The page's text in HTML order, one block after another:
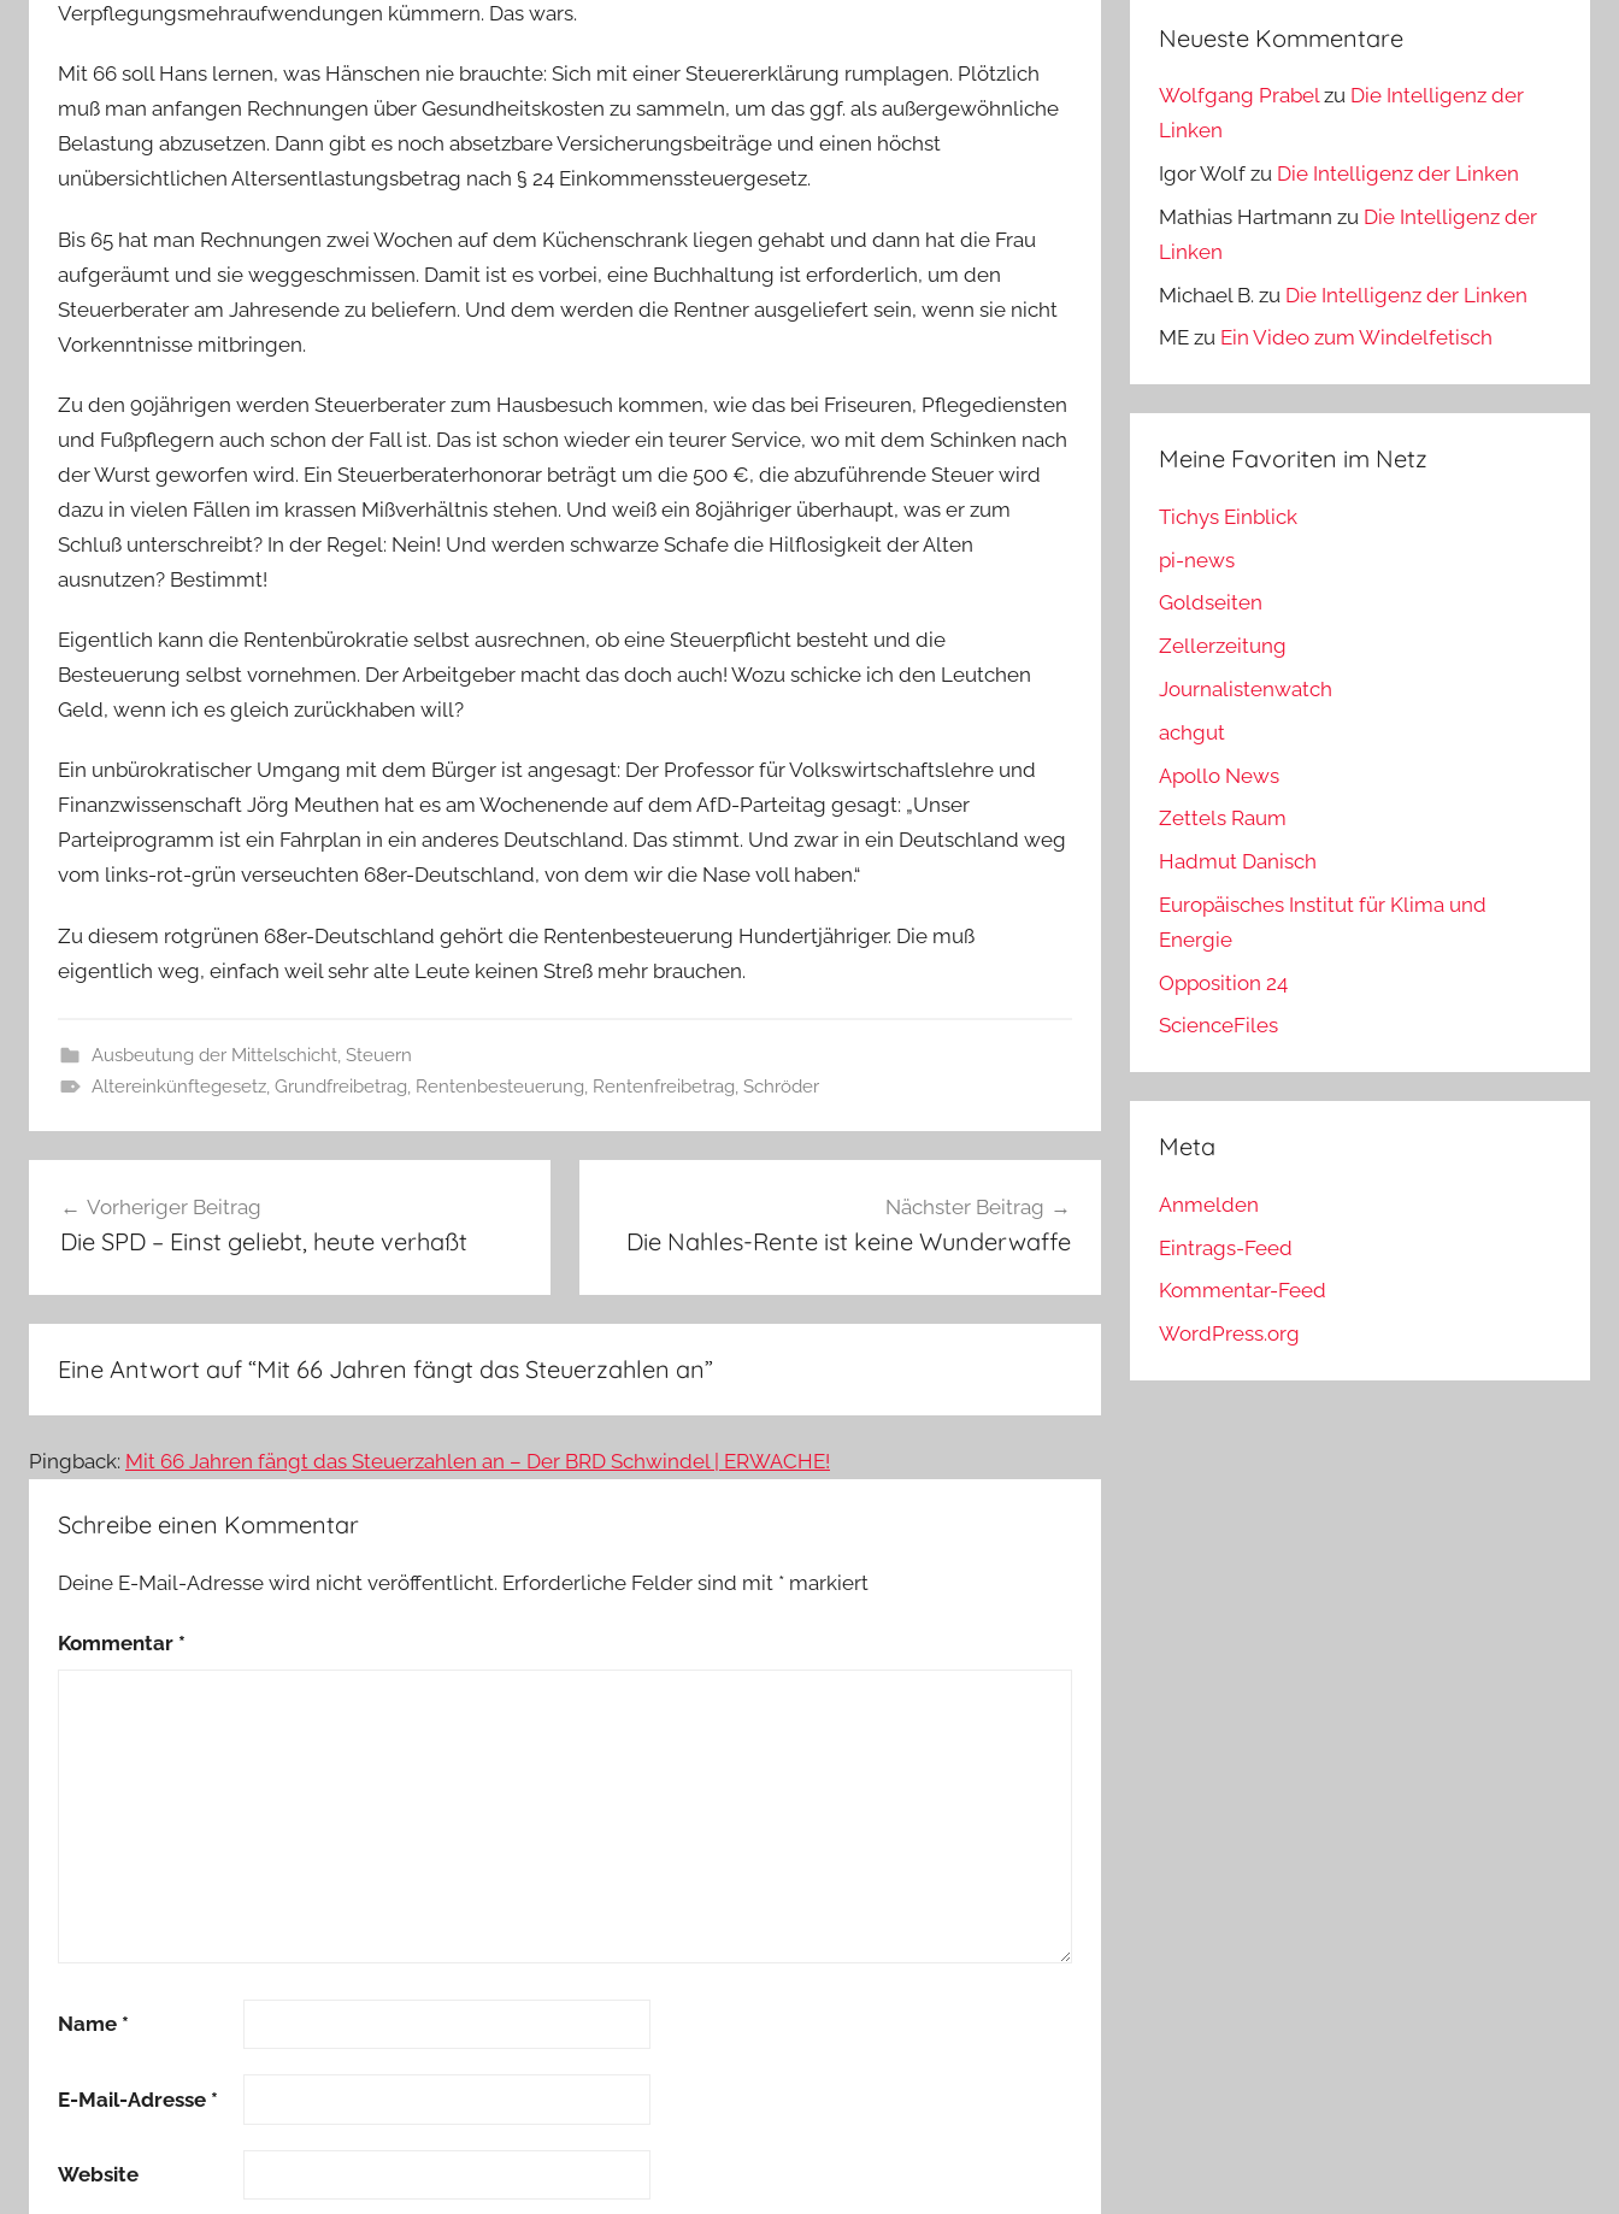
Verpflegungsmehraufwendungen kümmern. Das wars.
Mit 66 soll Hans lernen, was Hänschen nie brauchte: Sich mit einer Steuererklärung rumplagen. Plötzlich
muß man anfangen Rechnungen über Gesundheitskosten zu sammeln, um das ggf. als außergewöhnliche
Belastung abzusetzen. Dann gibt es noch absetzbare Versicherungsbeiträge und einen höchst
unübersichtlichen Altersentlastungsbetrag nach § 24 Einkommenssteuergesetz.
Bis 65 hat man Rechnungen zwei Wochen auf dem Küchenschrank liegen gehabt und dann hat die Frau
aufgeräumt und sie weggeschmissen. Damit ist es vorbei, eine Buchhaltung ist erforderlich, um den
Steuerberater am Jahresende zu beliefern. Und dem werden die Rentner ausgeliefert sein, wenn sie nicht
Vorkenntnisse mitbringen.
Zu den 90jährigen werden Steuerberater zum Hausbesuch kommen, wie das bei Friseuren, Pflegediensten
und Fußpflegern auch schon der Fall ist. Das ist schon wieder ein teurer Service, wo mit dem Schinken nach
der Wurst geworfen wird. Ein Steuerberaterhonorar beträgt um die 500 €, die abzuführende Steuer wird
dazu in vielen Fällen im krassen Mißverhältnis stehen. Und weiß ein 80jähriger überhaupt, was er zum
Schluß unterschreibt? In der Regel: Nein! Und werden schwarze Schafe die Hilflosigkeit der Alten
ausnutzen? Bestimmt!
Eigentlich kann die Rentenbürokratie selbst ausrechnen, ob eine Steuerpflicht besteht und die
Besteuerung selbst vornehmen. Der Arbeitgeber macht das doch auch! Wozu schicke ich den Leutchen
Geld, wenn ich es gleich zurückhaben will?
Ein unbürokratischer Umgang mit dem Bürger ist angesagt: Der Professor für Volkswirtschaftslehre und
Finanzwissenschaft Jörg Meuthen hat es am Wochenende auf dem AfD-Parteitag gesagt: „Unser
Parteiprogramm ist ein Fahrplan in ein anderes Deutschland. Das stimmt. Und zwar in ein Deutschland weg
vom links-rot-grün verseuchten 68er-Deutschland, von dem wir die Nase voll haben.“
Zu diesem rotgrünen 68er-Deutschland gehört die Rentenbesteuerung Hundertjähriger. Die muß
eigentlich weg, einfach weil sehr alte Leute keinen Streß mehr brauchen.
Ausbeutung der Mittelschicht, Steuern
Altereinkünftegesetz, Grundfreibetrag Rentenbesteuerung Rentenfreibetrag Schröder
Vorheriger Beitrag
Die SPD – Einst geliebt, heute verhaßt
Nächster Beitrag
Die Nahles-Rente ist keine Wunderwaffe
Eine Antwort auf “Mit 66 Jahren fängt das Steuerzahlen an”
Pingback: Mit 66 Jahren fängt das Steuerzahlen an – Der BRD Schwindel | ERWACHE!
Schreibe einen Kommentar
Deine E-Mail-Adresse wird nicht veröffentlicht. Erforderliche Felder sind mit * markiert
Kommentar *
Name *
E-Mail-Adresse *
Website
Neueste Kommentare
Wolfgang Prabelzu Die Intelligenz der
Linken
Igor Wolf zu Die Intelligenz der Linken
Mathias Hartmann zu Die Intelligenz der
Linken
Michael B. zu Die Intelligenz der Linken
ME zu Ein Video zum Windelfetisch
Meine Favoriten im Netz
Tichys Einblick
pi-news
Goldseiten
Zellerzeitung
Journalistenwatch
achgut
Apollo News
Zettels Raum
Hadmut Danisch
Europäisches Institut für Klima und
Energie
Opposition 24
ScienceFiles
Meta
Anmelden
Eintrags-Feed
Kommentar-Feed
WordPress.org